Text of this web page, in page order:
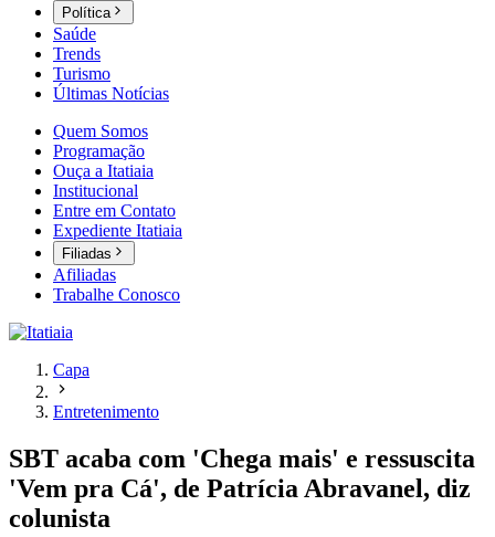
Política
Saúde
Trends
Turismo
Últimas Notícias
Quem Somos
Programação
Ouça a Itatiaia
Institucional
Entre em Contato
Expediente Itatiaia
Filiadas
Afiliadas
Trabalhe Conosco
Capa
Entretenimento
SBT acaba com 'Chega mais' e ressuscita
'Vem pra Cá', de Patrícia Abravanel, diz
colunista